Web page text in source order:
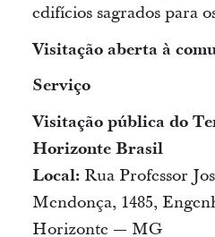
edifícios sagrados para
Visitação aberta à
Serviço
Visitação pública do
Horizonte Brasil
Local:Rua Professor
Mendonça, 1485,
Horizonte — MG